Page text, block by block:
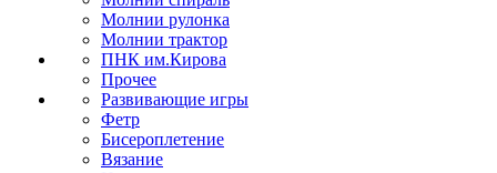
Молнии рулонка
Молнии трактор
ПНК им.Кирова
Прочее
Развивающие игры
Фетр
Бисероплетение
Вязание